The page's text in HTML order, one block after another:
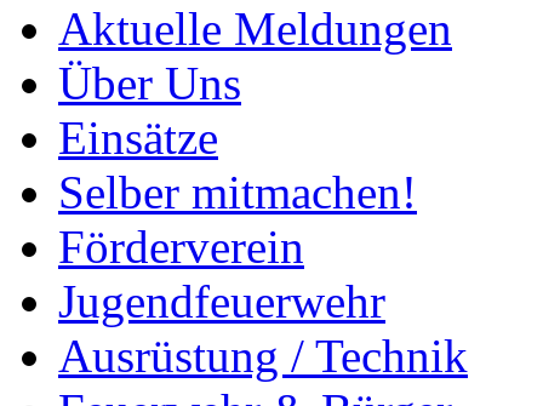
Aktuelle Meldungen
Über Uns
Einsätze
Selber mitmachen!
Förderverein
Jugendfeuerwehr
Ausrüstung / Technik